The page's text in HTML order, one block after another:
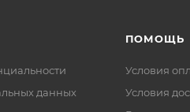
данных
ПОМОЩЬ
Условия
Условия